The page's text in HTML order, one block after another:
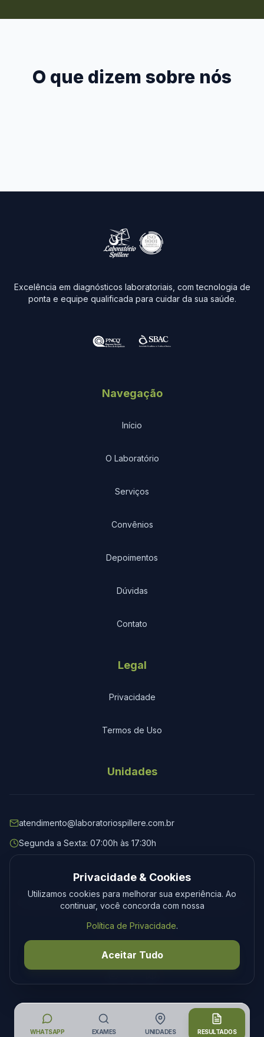
O que dizem sobre nós
Excelência em diagnósticos laboratoriais, com tecnologia de
ponta e equipe qualificada para cuidar da sua saúde.
Navegação
Início
O Laboratório
Serviços
Convênios
Depoimentos
Dúvidas
Contato
Legal
Privacidade
Termos de Uso
Unidades
atendimento@laboratoriospillere.com.br
Segunda a Sexta: 07:00h às 17:30h
© 2026 Laboratório Spillere. Todos os direitos reservados.
PrivacidadeTermos
DesenvolvimentoTecmedia
Privacidade & Cookies
Utilizamos cookies para melhorar sua experiência. Ao
continuar, você concorda com nossa
Política de Privacidade.
Aceitar Tudo
WHATSAPP EXAMES UNIDADES RESULTADOS